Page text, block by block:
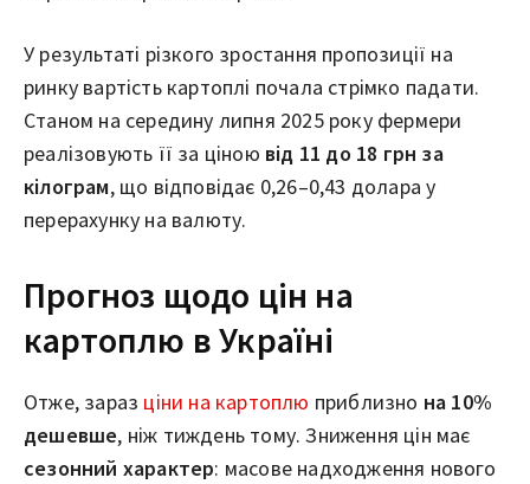
У результаті різкого зростання пропозиції на
ринку вартість картоплі почала стрімко падати.
Станом на середину липня 2025 року фермери
реалізовують її за ціною від 11 до 18 грн за
кілограм, що відповідає 0,26–0,43 долара у
перерахунку на валюту.
Прогноз щодо цін на
картоплю в Україні
Отже, зараз ціни на картоплю приблизно на 10%
дешевше, ніж тиждень тому. Зниження цін має
сезонний характер: масове надходження нового